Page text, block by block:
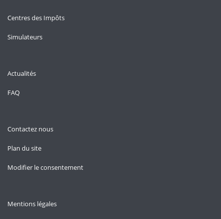
Centres des Impôts
Simulateurs
Actualités
FAQ
Contactez nous
Plan du site
Modifier le consentement
Mentions légales